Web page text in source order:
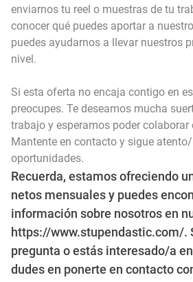
enviarnos tu reel o muestras de tu
conocer qué puedes aportar a
puedes ayudarnos a llevar nuestros
nivel.
Si esta oferta no encaja contigo en
preocupes. Te deseamos mucha
trabajo y esperamos poder
Mantente en contacto y sigue
oportunidades.
Recuerda, estamos ofreciendo
netos mensuales y puedes
información sobre nosotros en
https://www.stupendastic.com/.
pregunta o estás interesado/a
dudes en ponerte en contacto